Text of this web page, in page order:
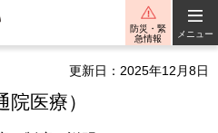
防災・緊
急情報
メニュー
更新日：2025年12月8日
医療）